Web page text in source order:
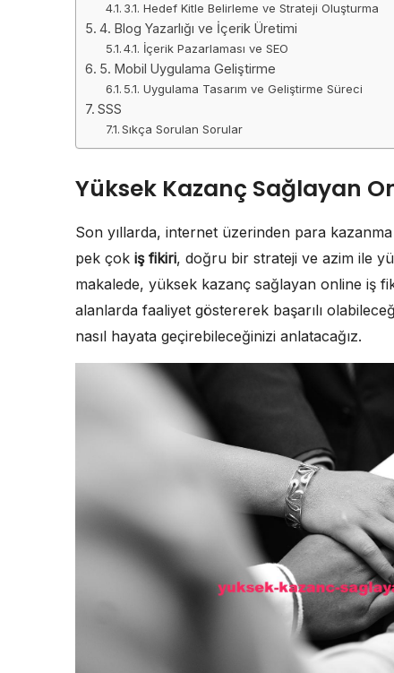
3.1. Hedef Kitle Belirleme ve Strateji Oluşturma
4. Blog Yazarlığı ve İçerik Üretimi
4.1. İçerik Pazarlaması ve SEO
5. Mobil Uygulama Geliştirme
5.1. Uygulama Tasarım ve Geliştirme Süreci
SSS
Sıkça Sorulan Sorular
Yüksek Kazanç Sağlayan
Son yıllarda, internet üzerinden para
pek çok iş fikiri, doğru bir strateji ve azim ile
makalede, yüksek kazanç sağlayan online iş
alanlarda faaliyet göstererek başarılı
nasıl hayata geçirebileceğinizi anlatacağız.